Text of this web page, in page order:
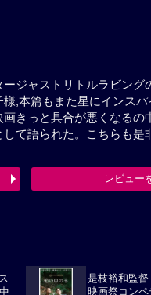
ータージャストリトルラ
リ著星の王子様,本篇もま
た濱口竜介監督新作映画
らないも同名作品を観た
レビュー
是枝裕和監